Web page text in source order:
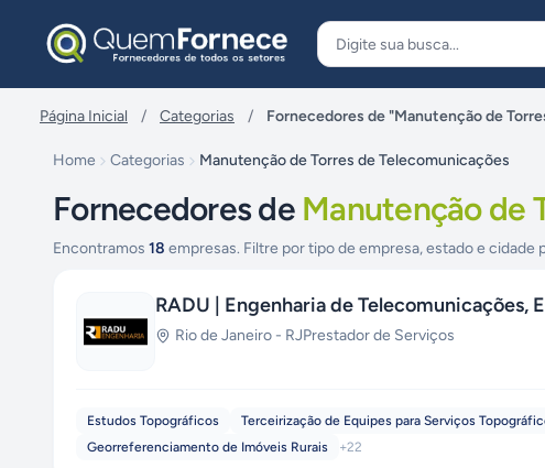
Página Inicial / Categorias / Fornecedores de "Manutenção de
Home Categorias Manutenção de Torres de Telecomunicações
Fornecedores de Manutenção de
Encontramos 18 empresas. Filtre por tipo de empresa, estado e cidade
RADU | Engenharia de Telecomunicações,
Rio de Janeiro - RJPrestador de Serviços
Estudos Topográficos Terceirização de Equipes para Serviços
Georreferenciamento de Imóveis Rurais
+22